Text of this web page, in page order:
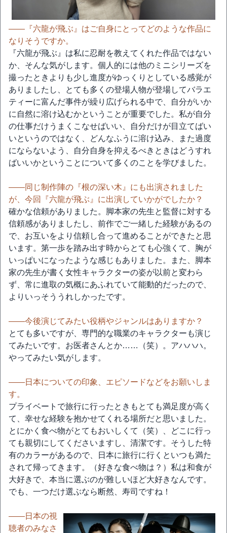
――『六龍が飛ぶ』はご自身にとってどのような作品に
なりそうですか。
『六龍が飛ぶ』は私に忍耐を教えてくれた作品ではない
か、そんな気がします。個人的には他のミニシリーズを
撮ったときよりも少し進度がゆっくりとしている感覚が
ありましたし、とても多くの登場人物が登場してバラエ
ティーに富んだ事件が繰り広げられる中で、自分がいか
に自然に溶け込むかということが重要でした。私が自分
の仕事だけうまくこなせばいい、自分だけが目立てばい
いというのではなく、どんなふうに溶け込み、また過度
にならないよう、自分自身を抑えるべきときはどうすれ
ばいいかということについて多くのことを学びました。
――同じ制作陣の『根の深い木』にも出演されました
が、今回『六龍が飛ぶ』に出演していかがでしたか？
確かな信頼がありました。脚本家の先生と監督に対する
信頼感がありましたし、前作でご一緒した経験があるの
で、お互いをより信頼し合って進めることができたと思
います。第一歩を踏み出す時からとても心強くて、胸が
いっぱいになったような感じもありました。また、脚本
家の先生が書く女性キャラクターの姿が以前と変わら
ず、常に進取の気概にあふれていて能動的だったので、
よりいっそううれしかったです。
――今後演じてみたい役柄やジャンルはありますか？
とても多いですが、専門的な職業のキャラクターも演じ
てみたいです。お医者さんとか……（笑）。アハハハ。
やってみたい気がします。
――日本についての印象、エピソードなどをお願いしま
す。
プライベートで旅行に行ったときもとても満足度が高く
て、幸せな経験を抱かせてくれる場所だと思いました。
とにかく食べ物がとてもおいしくて（笑）、どこに行っ
ても親切にしてくださいますし、清潔です。そうした特
有のカラーがあるので、日本に旅行に行くといつも満た
されて帰ってきます。（好きな食べ物は？）私は和食が
大好きで、本当に選ぶのが難しいほど大好きなんです。
でも、一つだけ選ぶなら断然、寿司ですね！
――日本の視
聴者のみなさ